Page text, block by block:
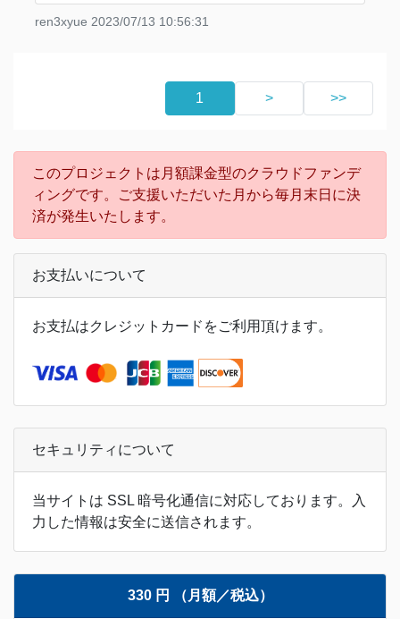
Technology／工学・技術への期待と進歩」です。
この3年間は福祉工学の専門家の方々や高齢者福祉
ren3xyue 2023/07/13 10:56:31
1 > >>
このプロジェクトは月額課金型のクラウドファンデ
ィングです。ご支援いただいた月から毎月末日に決
済が発生いたします。
お支払いについて
お支払はクレジットカードをご利用頂けます。
セキュリティについて
当サイトは SSL 暗号化通信に対応しております。入
力した情報は安全に送信されます。
330 円 （月額／税込）